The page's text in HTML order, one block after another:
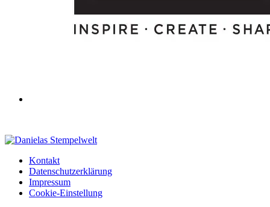
Kontakt
Datenschutzerklärung
Impressum
Cookie-Einstellung